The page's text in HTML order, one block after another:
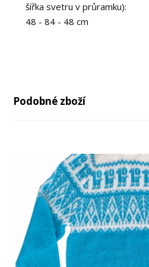
šířka svetru v průramku):
48 - 84 - 48 cm
Podobné zboží